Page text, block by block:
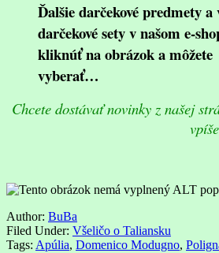
Ďalšie darčekové predmety a
darčekové sety v našom e-
kliknúť na obrázok a môžete
vyberať…
Chcete dostávať novinky z našej
Author: BuBa
Filed Under: Všeličo o Taliansku
Tags: Apúlia, Domenico Modugno,